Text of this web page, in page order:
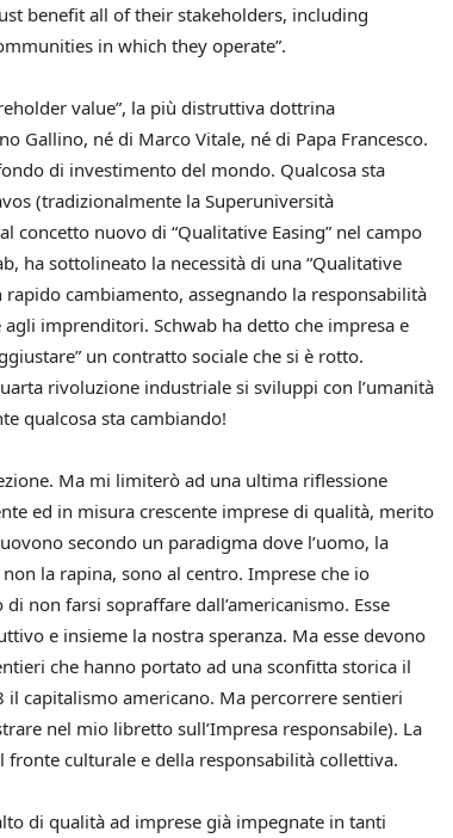
benefit all of their stakeholders, including
in which they operate”.
value”, la più distruttiva dottrina
Gallino, né di Marco Vitale, né di Papa Francesco.
di investimento del mondo. Qualcosa sta
(tradizionalmente la Superuniversità
concetto nuovo di “Qualitative Easing” nel campo
ha sottolineato la necessità di una “Qualitative
cambiamento, assegnando la responsabilità
imprenditori. Schwab ha detto che impresa e
un contratto sociale che si è rotto.
rivoluzione industriale si sviluppi con l’umanità
qualcosa sta cambiando!
Ma mi limiterò ad una ultima riflessione
ed in misura crescente imprese di qualità, merito
secondo un paradigma dove l’uomo, la
la rapina, sono al centro. Imprese che io
non farsi sopraffare dall’americanismo. Esse
e insieme la nostra speranza. Ma esse devono
che hanno portato ad una sconfitta storica il
capitalismo americano. Ma percorrere sentieri
nel mio libretto sull’Impresa responsabile). La
culturale e della responsabilità collettiva.
di qualità ad imprese già impegnate in tanti